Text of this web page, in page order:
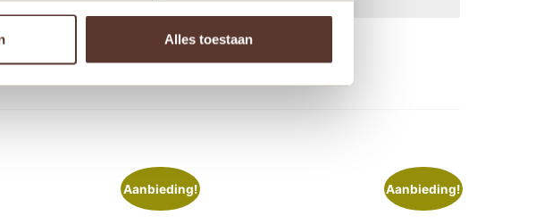
Alles toestaan
ik een reactie plaats.
Aanbieding! Aanbieding!